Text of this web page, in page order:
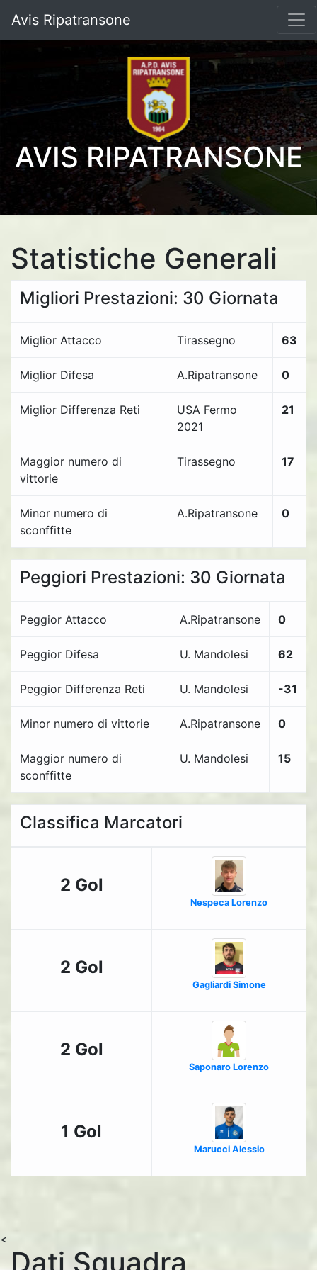
Avis Ripatransone
AVIS RIPATRANSONE
Statistiche Generali
Migliori Prestazioni: 30 Giornata
Miglior Attacco Tirassegno 63
Miglior Difesa A.Ripatransone 0
Miglior Differenza Reti
USA Fermo
2021
21
Maggior numero di
vittorie
Tirassegno 17
Minor numero di
sconffitte
A.Ripatransone 0
Peggiori Prestazioni: 30 Giornata
Peggior Attacco A.Ripatransone 0
Peggior Difesa U. Mandolesi 62
Peggior Differenza Reti U. Mandolesi -31
Minor numero di vittorie A.Ripatransone 0
Maggior numero di
sconffitte
U. Mandolesi 15
Classifica Marcatori
2 Gol
Nespeca Lorenzo
2 Gol
Gagliardi Simone
2 Gol
Saponaro Lorenzo
1 Gol
Marucci Alessio
<
Dati Squadra